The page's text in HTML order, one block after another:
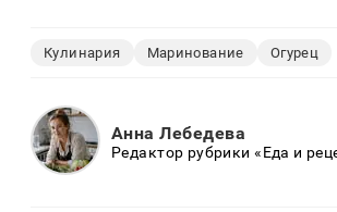
Кулинария Маринование Огурец
Анна Лебедева
Редактор рубрики «Еда и